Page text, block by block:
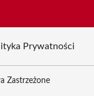
Prywatności
Zastrzeżone